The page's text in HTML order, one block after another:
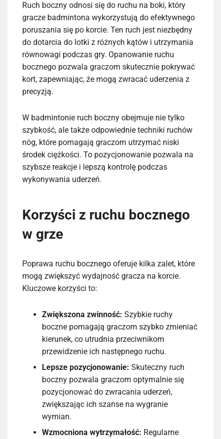
Ruch boczny odnosi się do ruchu na boki, który
gracze badmintona wykorzystują do efektywnego
poruszania się po korcie. Ten ruch jest niezbędny
do dotarcia do lotki z różnych kątów i utrzymania
równowagi podczas gry. Opanowanie ruchu
bocznego pozwala graczom skutecznie pokrywać
kort, zapewniając, że mogą zwracać uderzenia z
precyzją.
W badmintonie ruch boczny obejmuje nie tylko
szybkość, ale także odpowiednie techniki ruchów
nóg, które pomagają graczom utrzymać niski
środek ciężkości. To pozycjonowanie pozwala na
szybsze reakcje i lepszą kontrolę podczas
wykonywania uderzeń.
Korzyści z ruchu bocznego
w grze
Poprawa ruchu bocznego oferuje kilka zalet, które
mogą zwiększyć wydajność gracza na korcie.
Kluczowe korzyści to:
Zwiększona zwinność: Szybkie ruchy
boczne pomagają graczom szybko zmieniać
kierunek, co utrudnia przeciwnikom
przewidzenie ich następnego ruchu.
Lepsze pozycjonowanie: Skuteczny ruch
boczny pozwala graczom optymalnie się
pozycjonować do zwracania uderzeń,
zwiększając ich szanse na wygranie
wymian.
Wzmocniona wytrzymałość: Regularne